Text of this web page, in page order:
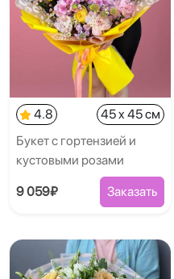
4.8
45 x 45 см
Букет с гортензией и
кустовыми розами
9 059₽ Заказать